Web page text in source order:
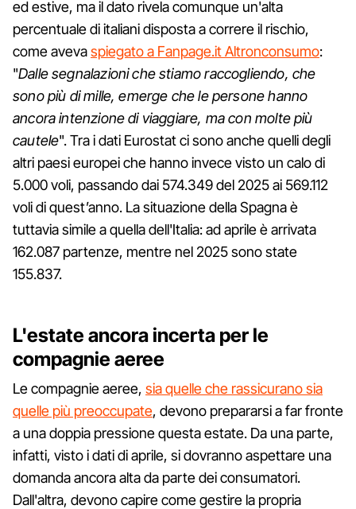
ed estive, ma il dato rivela comunque un'alta
percentuale di italiani disposta a correre il rischio,
come avevaspiegato a Fanpage.it Altronconsumo:
"Dalle segnalazioni che stiamo raccogliendo, che
sono più di mille, emerge che le persone hanno
ancora intenzione di viaggiare, ma con molte più
cautele". Tra i dati Eurostat ci sono anche quelli degli
altri paesi europei che hanno invece visto un calo di
5.000 voli, passando dai 574.349 del 2025 ai 569.112
voli di quest’anno. La situazione della Spagna è
tuttavia simile a quella dell'Italia: ad aprile è arrivata
162.087 partenze, mentre nel 2025 sono state
155.837.
L'estate ancora incerta per le
compagnie aeree
Le compagnie aeree, sia quelle che rassicurano sia
quelle più preoccupate, devono prepararsi a far fronte
a una doppia pressione questa estate. Da una parte,
infatti, visto i dati di aprile, si dovranno aspettare una
domanda ancora alta da parte dei consumatori.
Dall'altra, devono capire come gestire la propria